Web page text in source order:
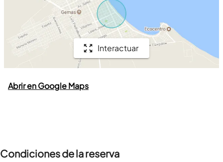
Interactuar
Abrir en Google Maps
Condiciones de la reserva